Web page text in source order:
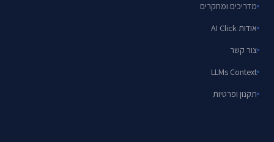
מדריכים ומחקרים
אודות AI Click
צור קשר
LLMs Context
תקנון ופרטיות